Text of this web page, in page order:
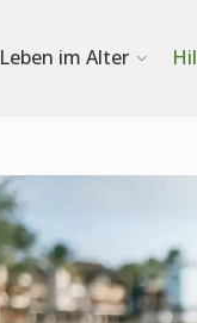
Leben im Alter